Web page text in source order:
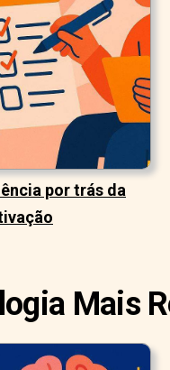
por trás da
Mais